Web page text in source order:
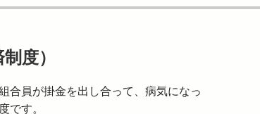
度）
合員が掛金を出し合って、病気になっ
です。